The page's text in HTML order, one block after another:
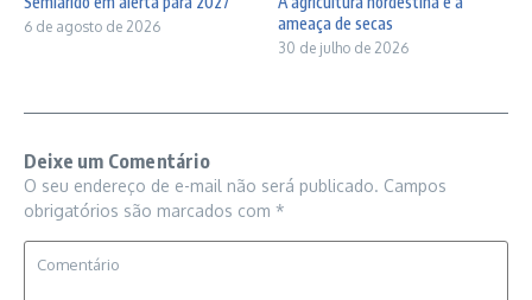
6 de agosto de 2026
ameaça de secas
30 de julho de 2026
Deixe um Comentário
O seu endereço de e-mail não será publicado. Campos
obrigatórios são marcados com *